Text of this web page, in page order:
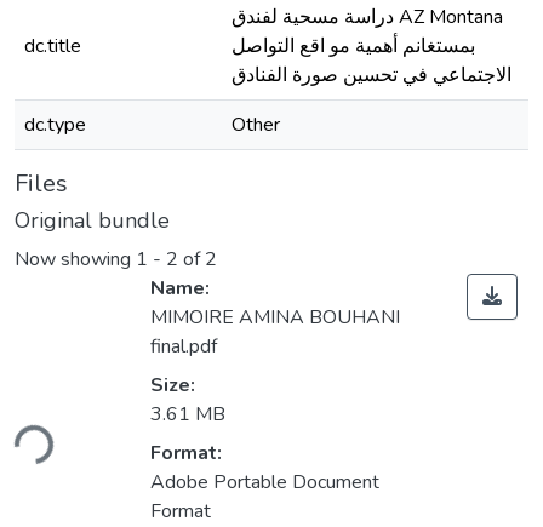
dc.title
دراسة مسحية لفندق AZ Montana
بمستغانم أهمية مو اقع التواصل
الاجتماعي في تحسين صورة الفنادق
dc.type
Other
Files
Original bundle
Now showing 1 - 2 of 2
Name:
MIMOIRE AMINA BOUHANI
final.pdf
Size:
3.61 MB
Format:
Adobe Portable Document
Format